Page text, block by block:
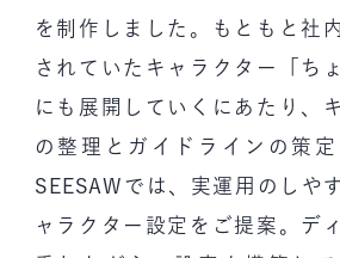
を制作しました。もともと社
されていたキャラクター「ち
にも展開していくにあたり、
の整理とガイドラインの策定
SEESAWでは、実運用のしや
ャラクター設定をご提案。デ